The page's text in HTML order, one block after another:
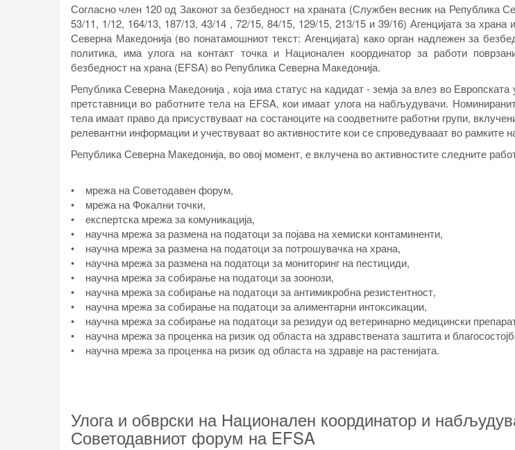
Согласно член 120 од Законот за безбедност на храната (Службен весник на Република
53/11, 1/12, 164/13, 187/13, 43/14 , 72/15, 84/15, 129/15, 213/15 и 39/16) Агенцијата за храна
Северна Македонија (во понатамошниот текст: Агенцијата) како орган надлежен за
политика, има улога на контакт точка и Национален координатор за работи
безбедност на храна (EFSA) во Република Северна Македонија.
Република Северна Македонија , која има статус на кадидат - земја за влез во
претставници во работните тела на EFSA, кои имаат улога на набљудувачи.
тела имаат право да присуствуваат на состаноците на соодветните работни групи,
релевантни информации и учествуваат во активностите кои се спроведувааат во рамките
Република Северна Македонија, во овој момент, е вклучена во активностите следните
• мрежа на Советодавен форум,
• мрежа на Фокални точки,
• експертска мрежа за комуникација,
• научна мрежа за размена на податоци за појава на хемиски контаминенти,
• научна мрежа за размена на податоци за потрошувачка на храна,
• научна мрежа за размена на податоци за мониторинг на пестициди,
• научна мрежа за собирање на податоци за зоонози,
• научна мрежа за собирање на податоци за антимикробна резистентност,
• научна мрежа за собирање на податоци за алиментарни интоксикации,
• научна мрежа за собирање на податоци за резидуи од ветеринарно медицински
• научна мрежа за проценка на ризик од областа на здравствената заштита и
• научна мрежа за проценка на ризик од областа на здравје на растенијата.
Улога и обврски на Национален координатор и
Советодавниот форум на EFSA